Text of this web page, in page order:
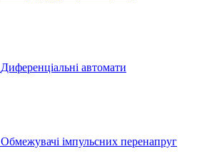
Диференціальні автомати
Обмежувачі імпульсних перенапруг